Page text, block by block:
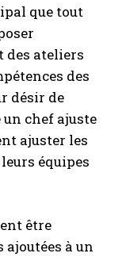
que tout
des ateliers
des
désir de
un chef ajuste
ajuster les
équipes
être
ajoutées à un